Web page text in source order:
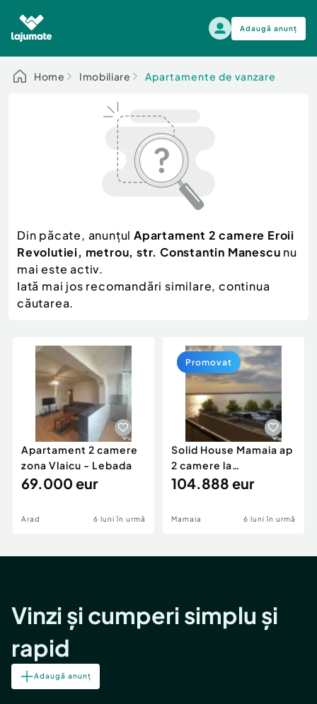
Adaugă anunț
Alege categoria
Auto, moto si ambarcatiuni
Electronice si electrocasnice
Mama si copilul
Moda si frumusete
Sport, timp liber, arta
Agro si Industrie
Animale de companie
Afaceri și echipamente profesionale
Inchiriere Bunuri si Vehicule
Auto, moto si ambarcatiuni
Scutere - ATV - UTV
Autoutilitare
Ambarcatiuni
Camioane - Rulote - Remorci
Motociclete
Piese auto si accesorii
Dacia Duster
Home Imobiliare Apartamente de vanzare
Din păcate, anunțul Apartament 2 camere Eroii
Revolutiei, metrou, str. Constantin Manescu nu
mai este activ.
Iată mai jos recomandări similare, continua
căutarea.
Apartament 2 camere
zona Vlaicu - Lebada
69.000 eur
Arad 6 luni în urmă
Solid House Mamaia ap
2 camere la
cheie,langa Mega
104.888 eur
Mamaia 6 luni în urmă
Promovat
Vinzi și cumperi simplu și
rapid
Adaugă anunț